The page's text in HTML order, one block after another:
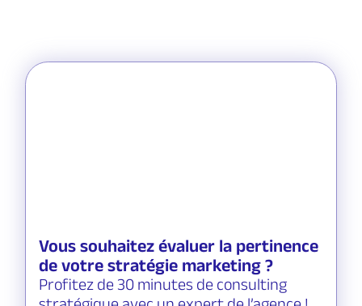
Vous souhaitez évaluer la pertinence
de votre stratégie marketing ?
Profitez de 30 minutes de consulting